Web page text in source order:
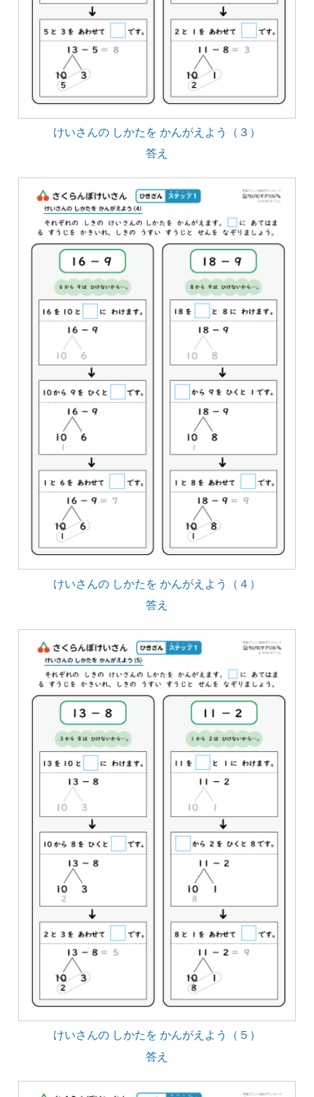
けいさんの しかたを かんがえよう（３）
答え
けいさんの しかたを かんがえよう（４）
答え
けいさんの しかたを かんがえよう（５）
答え